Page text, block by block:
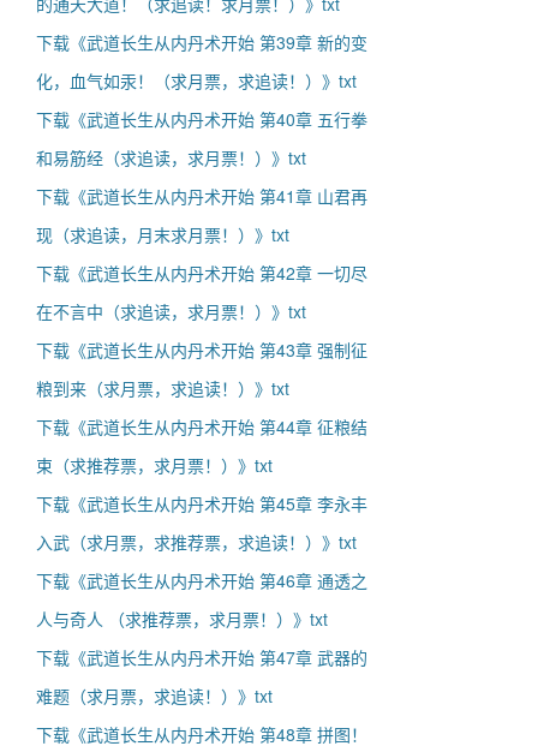
下载《武道长生从内丹术开始 第39章 新的变
化，血气如汞！（求月票，求追读！）》txt
下载《武道长生从内丹术开始 第40章 五行拳
和易筋经（求追读，求月票！）》txt
下载《武道长生从内丹术开始 第41章 山君再
现（求追读，月末求月票！）》txt
下载《武道长生从内丹术开始 第42章 一切尽
在不言中（求追读，求月票！）》txt
下载《武道长生从内丹术开始 第43章 强制征
粮到来（求月票，求追读！）》txt
下载《武道长生从内丹术开始 第44章 征粮结
束（求推荐票，求月票！）》txt
下载《武道长生从内丹术开始 第45章 李永丰
入武（求月票，求推荐票，求追读！）》txt
下载《武道长生从内丹术开始 第46章 通透之
人与奇人 （求推荐票，求月票！）》txt
下载《武道长生从内丹术开始 第47章 武器的
难题（求月票，求追读！）》txt
下载《武道长生从内丹术开始 第48章 拼图！